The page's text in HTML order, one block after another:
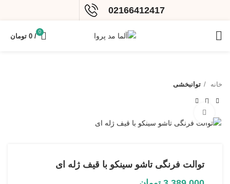
02166412417
0
/
0 تومان
خانه توانبخشی
توالت فرنگی تاشو سینکو با قیف ژله ای